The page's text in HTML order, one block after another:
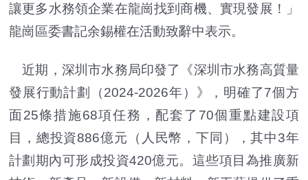
讓更多水務領企業在龍崗找到商機、實現發展！」
龍崗區委書記余錫權在活動致辭中表示。
近期，深圳市水務局印發了《深圳市水務高質量
發展行動計劃（2024-2026年）》，明確了7個方
面25條措施68項任務，配套了70個重點建設項
目，總投資886億元（人民幣，下同），其中3年
計劃期內可形成投資420億元。這些項目為推廣新